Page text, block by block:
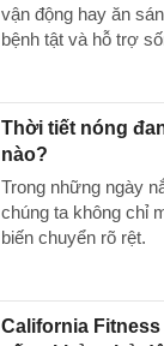
vận động hay ăn
bệnh tật và hỗ trợ
Thời tiết nóng
nào?
Trong những ngày
chúng ta không chỉ
biến chuyển rõ rệt.
California